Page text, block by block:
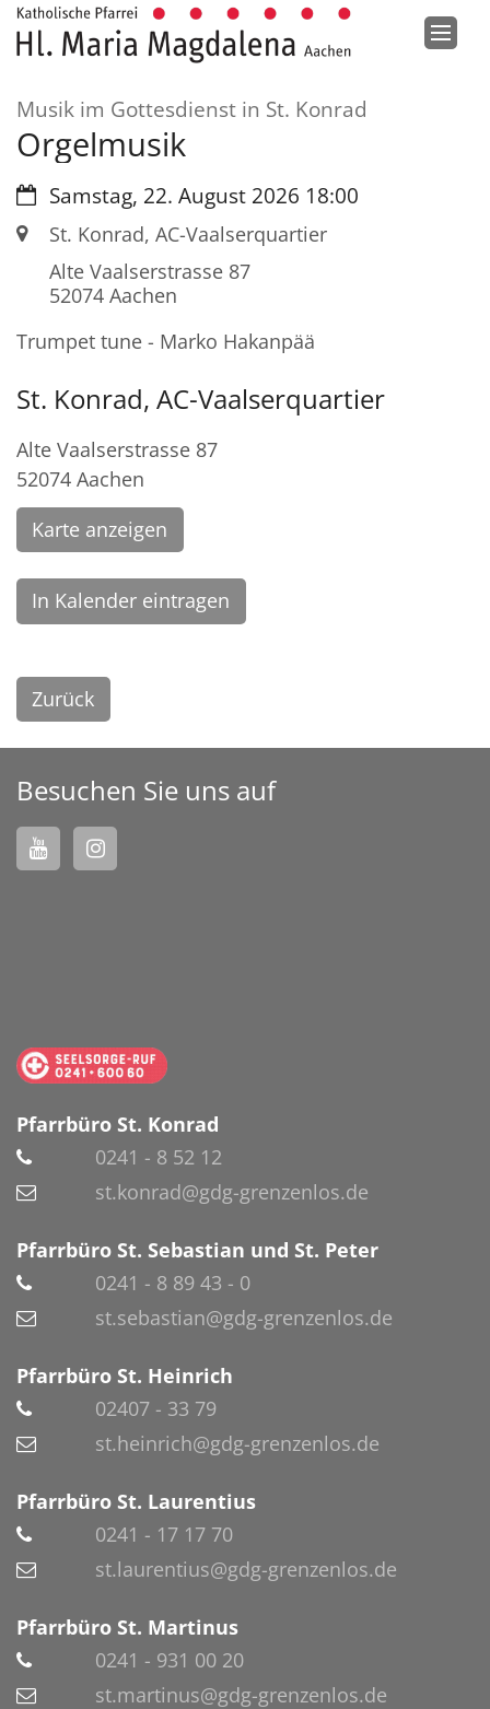
Zum Inhalt springen
Musik im Gottesdienst in St. Konrad
Orgelmusik
Datum:Samstag, 22. August 2026 18:00
Ort: St. Konrad, AC-Vaalserquartier
Alte Vaalserstrasse 87
52074 Aachen
Trumpet tune - Marko Hakanpää
St. Konrad, AC-Vaalserquartier
Alte Vaalserstrasse 87
52074 Aachen
Karte anzeigen
In Kalender eintragen
Zurück
Besuchen Sie uns auf
Pfarrbüro St. Konrad
0241 - 8 52 12
st.konrad@gdg-grenzenlos.de
Pfarrbüro St. Sebastian und St. Peter
0241 - 8 89 43 - 0
st.sebastian@gdg-grenzenlos.de
Pfarrbüro St. Heinrich
02407 - 33 79
st.heinrich@gdg-grenzenlos.de
Pfarrbüro St. Laurentius
0241 - 17 17 70
st.laurentius@gdg-grenzenlos.de
Pfarrbüro St. Martinus
0241 - 931 00 20
st.martinus@gdg-grenzenlos.de